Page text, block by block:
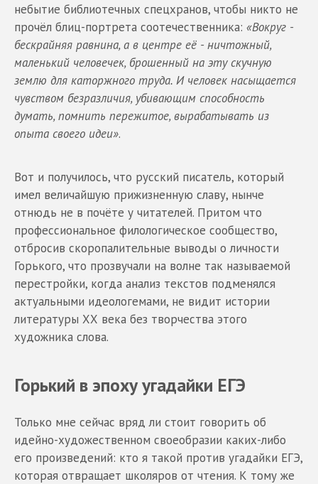
небытие библиотечных спецхранов, чтобы никто не
прочёл блиц-портрета соотечественника: «Вокруг -
бескрайняя равнина, а в цент­ре её - ничтожный,
маленький человечек, брошенный на эту скучную
землю для каторжного труда. И человек насыщается
чувством безразличия, убивающим способность
думать, помнить пережитое, вырабатывать из
опыта своего идеи».
Вот и получилось, что русский писатель, который
имел величайшую прижизненную славу, нынче
отнюдь не в почёте у читателей. Притом что
профессиональное филологическое сообщество,
отбросив скоропалительные выводы о личности
Горького, что прозвучали на волне так называемой
перестройки, когда анализ текстов подменялся
актуальными идеологемами, не видит истории
литературы ХХ века без творчества этого
художника слова.
Горький в эпоху угадайки ЕГЭ
Только мне сейчас вряд ли стоит говорить об
идейно-художественном своеобразии каких-либо
его произведений: кто я такой против угадайки ЕГЭ,
которая отвращает школяров от чтения. К тому же